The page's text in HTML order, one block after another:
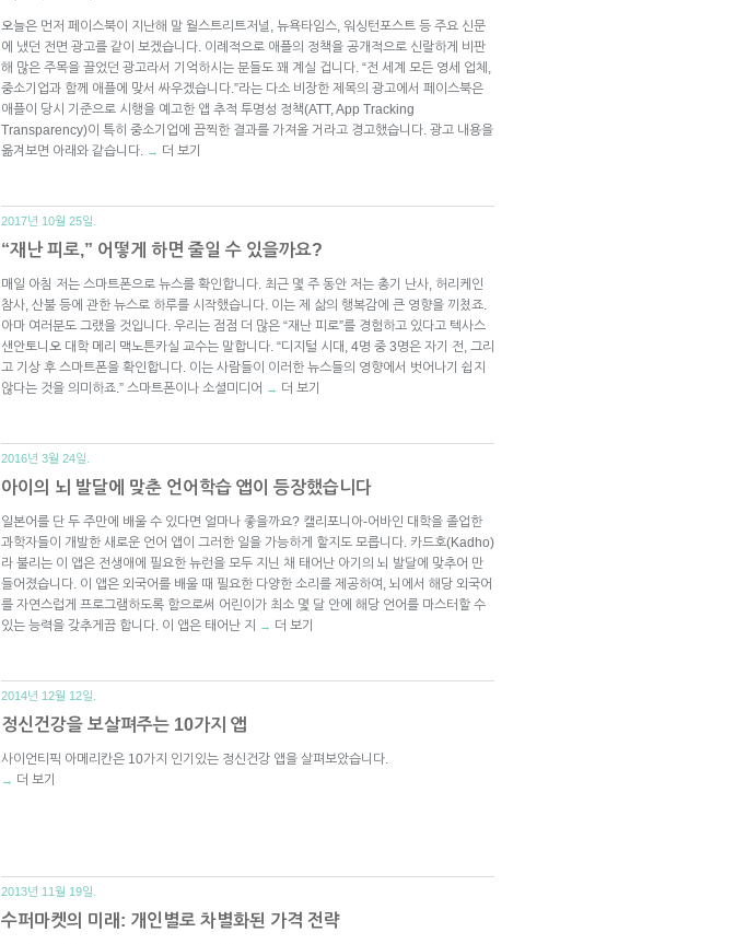
오늘은 먼저 페이스북이 지난해 말 월스트리트저널, 뉴욕타임스, 워싱턴포스트 등 주요 신문
에 냈던 전면 광고를 같이 보겠습니다. 이례적으로 애플의 정책을 공개적으로 신랄하게 비판
해 많은 주목을 끌었던 광고라서 기억하시는 분들도 꽤 계실 겁니다. “전 세계 모든 영세 업체,
중소기업과 함께 애플에 맞서 싸우겠습니다.”라는 다소 비장한 제목의 광고에서 페이스북은
애플이 당시 기준으로 시행을 예고한 앱 추적 투명성 정책(ATT, App Tracking
Transparency)이 특히 중소기업에 끔찍한 결과를 가져올 거라고 경고했습니다. 광고 내용을
옮겨보면 아래와 같습니다. → 더 보기
2017년 10월 25일.
“재난 피로,” 어떻게 하면 줄일 수 있을까요?
매일 아침 저는 스마트폰으로 뉴스를 확인합니다. 최근 몇 주 동안 저는 총기 난사, 허리케인
참사, 산불 등에 관한 뉴스로 하루를 시작했습니다. 이는 제 삶의 행복감에 큰 영향을 끼쳤죠.
아마 여러분도 그랬을 것입니다. 우리는 점점 더 많은 “재난 피로”를 경험하고 있다고 텍사스
샌안토니오 대학 메리 맥노튼카실 교수는 말합니다. “디지털 시대, 4명 중 3명은 자기 전, 그리
고 기상 후 스마트폰을 확인합니다. 이는 사람들이 이러한 뉴스들의 영향에서 벗어나기 쉽지
않다는 것을 의미하죠.” 스마트폰이나 소셜미디어 → 더 보기
2016년 3월 24일.
아이의 뇌 발달에 맞춘 언어학습 앱이 등장했습니다
일본어를 단 두 주만에 배울 수 있다면 얼마나 좋을까요? 캘리포니아-어바인 대학을 졸업한
과학자들이 개발한 새로운 언어 앱이 그러한 일을 가능하게 할지도 모릅니다. 카드호(Kadho)
라 불리는 이 앱은 전생애에 필요한 뉴런을 모두 지닌 채 태어난 아기의 뇌 발달에 맞추어 만
들어졌습니다. 이 앱은 외국어를 배울 때 필요한 다양한 소리를 제공하여, 뇌에서 해당 외국어
를 자연스럽게 프로그램하도록 함으로써 어린이가 최소 몇 달 안에 해당 언어를 마스터할 수
있는 능력을 갖추게끔 합니다. 이 앱은 태어난 지
→ 더 보기
2014년 12월 12일.
정신건강을 보살펴주는 10가지 앱
사이언티픽 아메리칸은 10가지 인기있는 정신건강 앱을 살펴보았습니다.
→ 더 보기
2013년 11월 19일.
수퍼마켓의 미래: 개인별로 차별화된 가격 전략